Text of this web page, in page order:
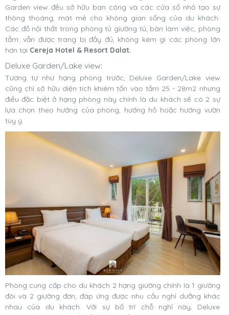
Garden view đều sở hữu ban công và các cửa sổ nhỏ tạo sự
thông thoáng, mát mẻ cho không gian sống của du khách.
Các đồ nội thất trong phòng tủ giường tủ, bàn làm việc, phòng
tắm…vẫn được trang bị đầy đủ, không kém gì các phòng lớn
hơn tại Cereja Hotel & Resort Dalat.
Deluxe Garden/Lake view:
Tương tự như hạng phòng trước, Deluxe Garden/Lake view
cũng chỉ sở hữu diện tích khiêm tốn vào tầm 25 - 28m2 nhưng
điều đặc biệt ở hạng phòng này chính là du khách sẽ có 2 sự
lựa chọn theo hướng của phòng, hướng hồ hoặc hướng vườn
tùy ý.
Phòng cung cấp cho du khách 2 hạng giường chính là 1 giường
đôi và 2 giường đơn, đáp ứng được nhu cầu nghỉ dưỡng khác
nhau của du khách. Với sự bố trí chỗ nghỉ này, Deluxe